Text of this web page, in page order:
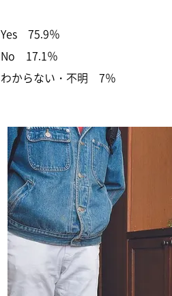
Yes 75.9％
No 17.1％
わからない・不明 7％